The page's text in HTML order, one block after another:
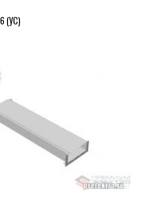
(УС)